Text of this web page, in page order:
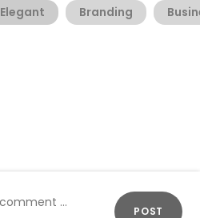
Elegant Branding
POST